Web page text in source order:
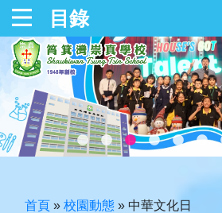
目錄
首頁 » 校園動態 » 中華文化日